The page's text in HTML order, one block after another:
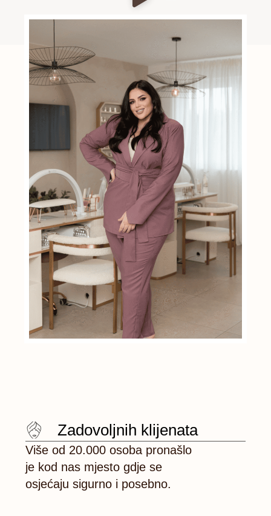
Zadovoljnih klijenata
Više od 20.000 osoba pronašlo
je kod nas mjesto gdje se
osjećaju sigurno i posebno.